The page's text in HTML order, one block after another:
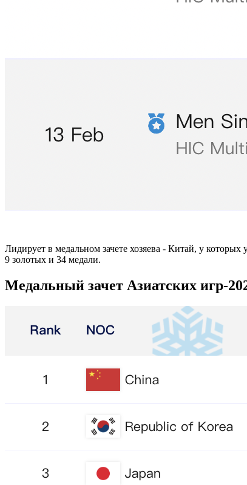
Лидирует в медальном зачете хозяева - Китай, у
9 золотых и 34 медали.
Медальный зачет Азиатских игр-